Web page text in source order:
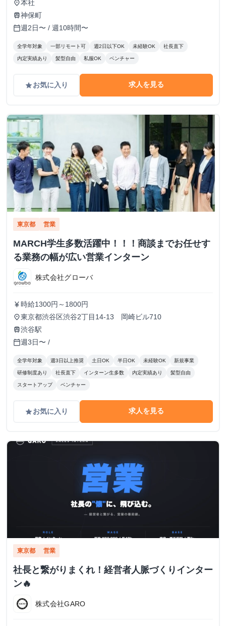
place本社
train神保町
calendar_today週2日〜 / 週10時間〜
全学年対象 一部リモート可 週2日以下OK 未経験OK 社長直下
内定実績あり 髪型自由 私服OK ベンチャー
gradeお気に入り 求人を見る
東京都 営業
MARCH学生多数活躍中！！！商談までお任せす
る業務の幅が広い営業インターン
株式会社グローバ
currency_yen 時給1300円～1800円
place東京都渋谷区渋谷2丁目14-13 岡崎ビル710
train渋谷駅
calendar_today週3日〜 /
全学年対象 週3日以上推奨 土日OK 半日OK 未経験OK 新規事業
研修制度あり 社長直下 インターン生多数 内定実績あり 髪型自由
スタートアップ ベンチャー
gradeお気に入り 求人を見る
東京都 営業
社長と繋がりまくれ！経営者人脈づくりインター
ン🔥
株式会社GARO